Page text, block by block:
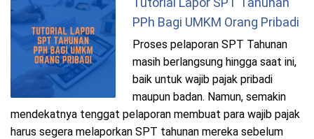
PPh Bagi UMKM Orang Pribadi
Proses pelaporan SPT Tahunan
masih berlangsung hingga saat ini,
baik untuk wajib pajak pribadi
maupun badan. Namun, semakin
mendekatnya tenggat pelaporan membuat para wajib pajak
harus segera melaporkan SPT tahunan mereka sebelum